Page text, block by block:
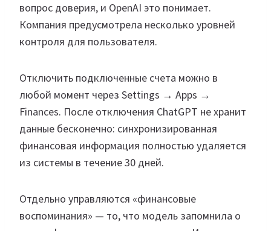
вопрос доверия, и OpenAI это понимает.
Компания предусмотрела несколько уровней
контроля для пользователя.
Отключить подключенные счета можно в
любой момент через Settings → Apps →
Finances. После отключения ChatGPT не хранит
данные бесконечно: синхронизированная
финансовая информация полностью удаляется
из системы в течение 30 дней.
Отдельно управляются «финансовые
воспоминания» — то, что модель запомнила о